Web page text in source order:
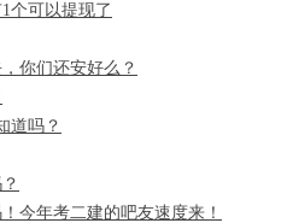
个可以提现了
你们还安好么？
道吗？
今年考二建的吧友速度来！